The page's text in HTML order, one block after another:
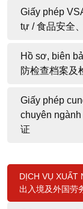
Giấy phép
tự / 食品安全
Hồ sơ, biên
防检查档案及
Giấy phép
chuyên
证
DỊCH VỤ XUẤT
出入境及外国劳